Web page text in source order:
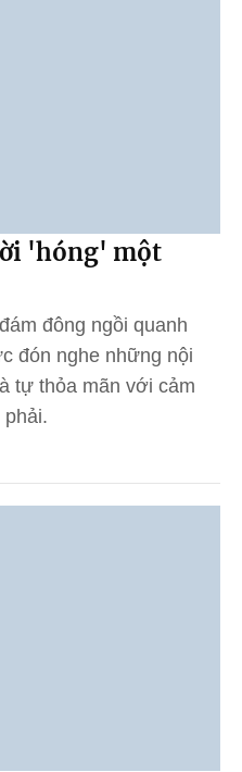
'hóng' một
đông ngồi quanh
đón nghe những nội
tự thỏa mãn với cảm
phải.